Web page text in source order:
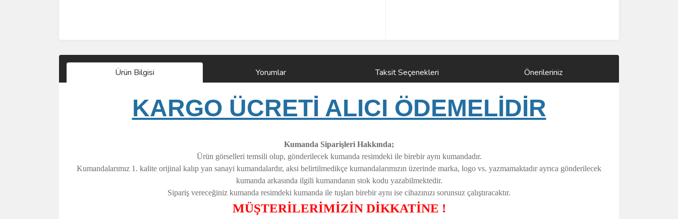
Ürün Bilgisi Yorumlar Taksit Seçenekleri Önerileriniz
KARGO ÜCRETİ ALICI ÖDEMELİDİR
Kumanda Siparişleri Hakkında;
Ürün görselleri temsili olup, gönderilecek kumanda resimdeki ile birebir aynı kumandadır.
Kumandalarımız 1. kalite orijinal kalıp yan sanayi kumandalardır, aksi belirtilmedikçe kumandalarımızın üzerinde marka, logo vs. yazmamaktadır ayrıca gönderilecek
kumanda arkasında ilgili kumandanın stok kodu yazabilmektedir.
Sipariş vereceğiniz kumanda resimdeki kumanda ile tuşları birebir aynı ise cihazınızı sorunsuz çalıştıracaktır.
MÜŞTERİLERİMİZİN DİKKATİNE !